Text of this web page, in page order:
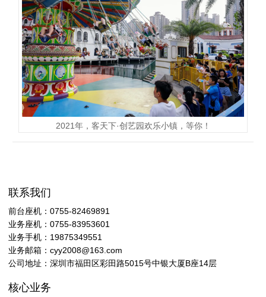
2021年，客天下·创艺园欢乐小镇，等你！
联系我们
前台座机：0755-82469891
业务座机：0755-83953601
业务手机：19875349551
业务邮箱：cyy2008@163.com
公司地址：深圳市福田区彩田路5015号中银大厦B座14层
核心业务